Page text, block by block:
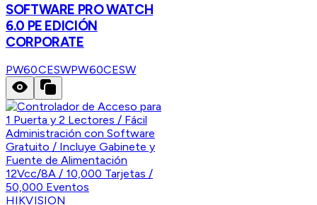
SOFTWARE PRO WATCH
6.0 PE EDICIÓN
CORPORATE
PW60CESWPW60CESW
HIKVISION